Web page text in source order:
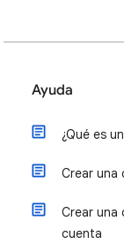
Ayuda
¿Qué es
Crear una
Crear una
cuenta